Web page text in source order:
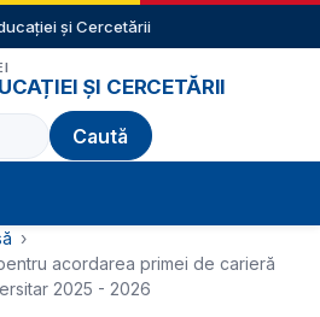
și Cercetării
ȘI CERCETĂRII
acordarea primei de carieră
2025 - 2026